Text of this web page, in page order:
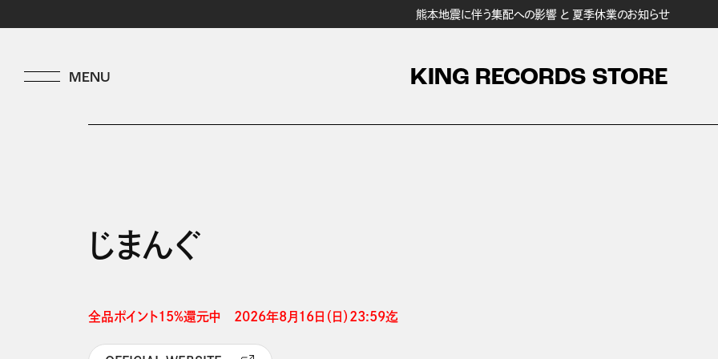
熊本地震に伴う集配への影響 と 夏季休業のお知らせ
KING RECORDS STORE
じまんぐ
全品ポイント15%還元中　2026年8月16日（日）23:59迄